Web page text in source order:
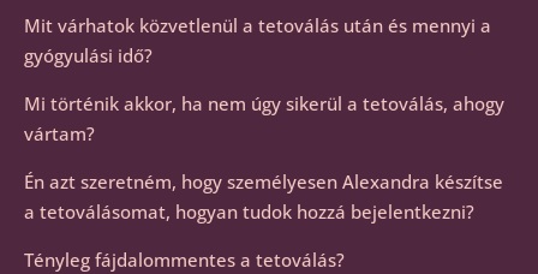
Mit várhatok közvetlenül a tetoválás után és mennyi a
gyógyulási idő?
Mi történik akkor, ha nem úgy sikerül a tetoválás, ahogy
vártam?
Én azt szeretném, hogy személyesen Alexandra készítse
a tetoválásomat, hogyan tudok hozzá bejelentkezni?
Tényleg fájdalommentes a tetoválás?